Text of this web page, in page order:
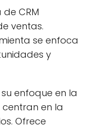
CRM
ventas.
se enfoca
y
enfoque en la
en la
Ofrece